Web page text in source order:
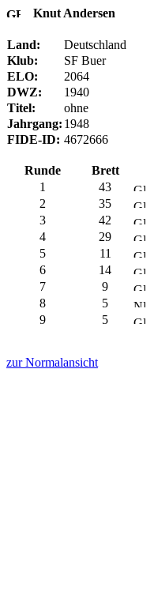
Knut Andersen
Land: Deutschland
Klub:
SF Buer
ELO:
2064
DWZ:
1940
Titel:
ohne
Jahrgang: 1948
FIDE-ID: 4672666
Runde Brett
1
43
2
35
3
42
4
29
5
11
6
14
7
9
8
5
9
5
zur Normalansicht